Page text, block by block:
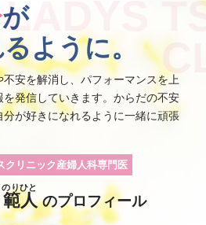
PM 辻
26
AM 鈴木
PM 辻
27
AM 吉岡
PM 吉岡 PM 辻 AM 辻
1 2
PM 辻
3
PM 吉岡
4
AM 辻
5
が
ように。
安を解消し、パフォーマンスを上
発信していきます。からだの不安
が好きになれるように一緒に頑張
クリニック産婦人科専門医
人
りひと
のプロフィール